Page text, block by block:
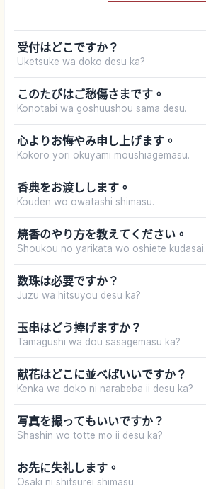
受付はどこですか？
Uketsuke wa doko desu ka?
このたびはご愁傷さまです。
Konotabi wa goshuushou sama desu.
心よりお悔やみ申し上げます。
Kokoro yori okuyami moushiagemasu.
香典をお渡しします。
Kouden wo owatashi shimasu.
焼香のやり方を教えてください。
Shoukou no yarikata wo oshiete kudasai.
数珠は必要ですか？
Juzu wa hitsuyou desu ka?
玉串はどう捧げますか？
Tamagushi wa dou sasagemasu ka?
献花はどこに並べばいいですか？
Kenka wa doko ni narabeba ii desu ka?
写真を撮ってもいいですか？
Shashin wo totte mo ii desu ka?
お先に失礼します。
Osaki ni shitsurei shimasu.